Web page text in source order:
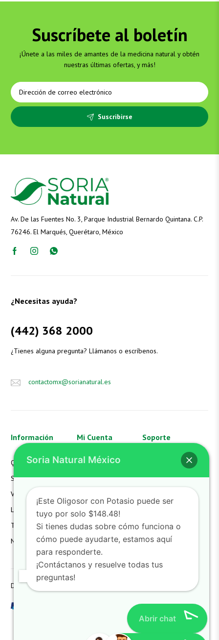
$291.00.$261.90.
Suscríbete al boletín
¡Únete a las miles de amantes de la medicina natural y obtén
nuestras últimas ofertas, y más!
Suscribirse
Av. De las Fuentes No. 3, Parque Industrial Bernardo Quintana. C.P.
76246. El Marqués, Querétaro, México
¿Necesitas ayuda?
(442) 368 2000
¿Tienes alguna pregunta? Llámanos o escríbenos.
contactomx@sorianatural.es
Información
Quienes Somos
SN México
Valores
Laboratorio
Términos
Noticias
Mi Cuenta
Mi Cuenta
Mis Pedidos
Devoluciones
Detalles de la Cuenta
Lista de Deseos
Soporte
Aviso de Privacidad
FAQS
Derechos reservados SoriaNatural SN. All Rights Reserved
Soria Natural México
¡Este Oligosor con Potasio puede ser
tuyo por solo $148.48!
Si tienes dudas sobre cómo funciona o
cómo puede ayudarte, estamos aquí
para responderte.
¡Contáctanos y resuelve todas tus
preguntas!
Abrir chat